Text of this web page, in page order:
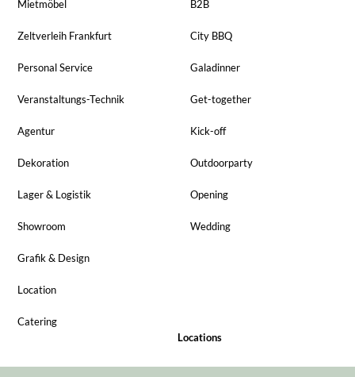
Mietmöbel
Zeltverleih Frankfurt
Personal Service
Veranstaltungs-Technik
Agentur
Dekoration
Lager & Logistik
Showroom
Grafik & Design
Location
Catering
B2B
City BBQ
Galadinner
Get-together
Kick-off
Outdoorparty
Opening
Wedding
Locations